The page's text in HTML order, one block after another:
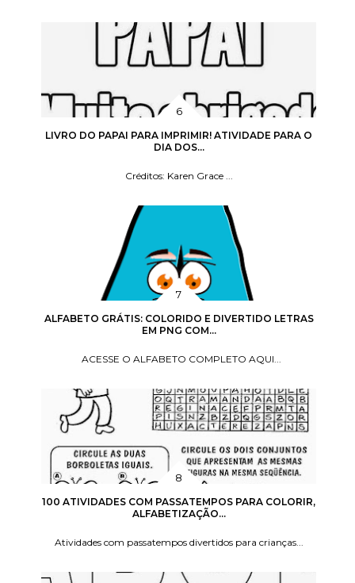
LIVRO DO PAPAI PARA IMPRIMIR! ATIVIDADE PARA O
DIA DOS...
Créditos: Karen Grace ...
ALFABETO GRÁTIS: COLORIDO E DIVERTIDO LETRAS
EM PNG COM...
ACESSE O ALFABETO COMPLETO AQUI...
100 ATIVIDADES COM PASSATEMPOS PARA COLORIR,
ALFABETIZAÇÃO...
Atividades com passatempos divertidos para crianças...